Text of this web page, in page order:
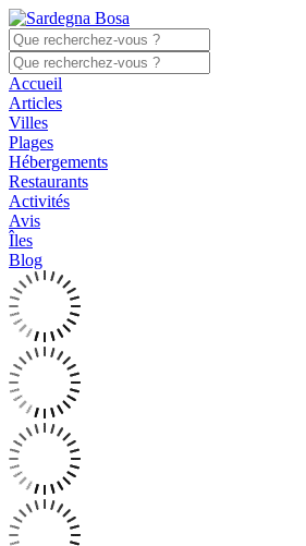
Accueil
Articles
Villes
Plages
Hébergements
Restaurants
Activités
Avis
Îles
Blog